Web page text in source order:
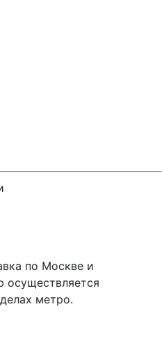
по Москве и
метро.